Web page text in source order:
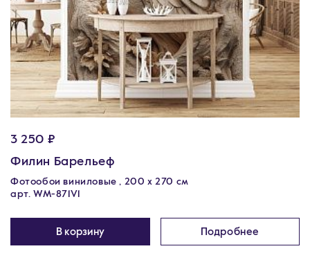
3 250 ₽
Филин Барельеф
Фотообои виниловые , 200 х 270 см
арт. WM-871V1
В корзину Подробнее